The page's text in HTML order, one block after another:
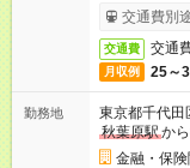
交通費別
交通費 交通
月収例 25～
勤務地
東京都千代田
秋葉原駅か
金融・保険